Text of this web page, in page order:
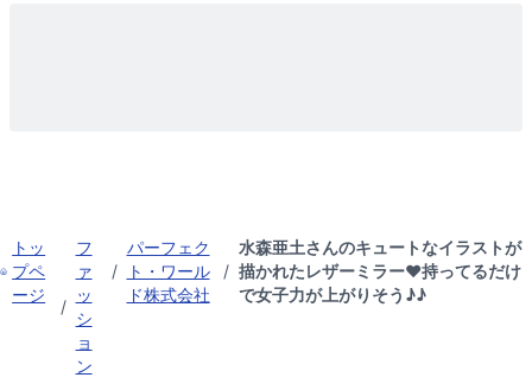
トッ
プペ
ージ
/
フ
ァ
ッ
シ
ョ
ン
/
パーフェク
ト・ワール
ド株式会社
/
水森亜土さんのキュートなイラストが
描かれたレザーミラー♥持ってるだけ
で女子力が上がりそう♪♪